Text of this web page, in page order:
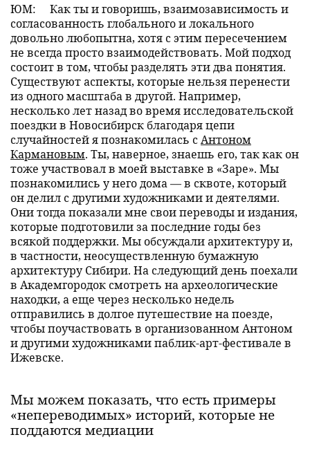
ЮМ:
Как ты и говоришь, взаимозависимость и
согласованность глобального и локального
довольно любопытна, хотя с этим пересечением
не всегда просто взаимодействовать. Мой подход
состоит в том, чтобы разделять эти два понятия.
Существуют аспекты, которые нельзя перенести
из одного масштаба в другой. Например,
несколько лет назад во время исследовательской
поездки в Новосибирск благодаря цепи
случайностей я познакомилась с Антоном
Кармановым. Ты, наверное, знаешь его, так как он
тоже участвовал в моей выставке в «Заре». Мы
познакомились у него дома — в сквоте, который
он делил с другими художниками и деятелями.
Они тогда показали мне свои переводы и издания,
которые подготовили за последние годы без
всякой поддержки. Мы обсуждали архитектуру и,
в частности, неосуществленную бумажную
архитектуру Сибири. На следующий день поехали
в Академгородок смотреть на археологические
находки, а еще через несколько недель
отправились в долгое путешествие на поезде,
чтобы поучаствовать в организованном Антоном
и другими художниками паблик-арт-фестивале в
Ижевске.
Мы можем показать, что есть примеры
«непереводимых» историй, которые не
поддаются медиации